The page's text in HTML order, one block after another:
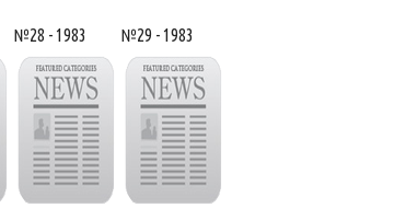
№28 - 1983 №29 - 1983